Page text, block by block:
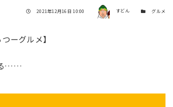
投稿日
2021年12月16日 10:00 著者 すどん カテゴリー
グルメ
ーグルメ】
る……